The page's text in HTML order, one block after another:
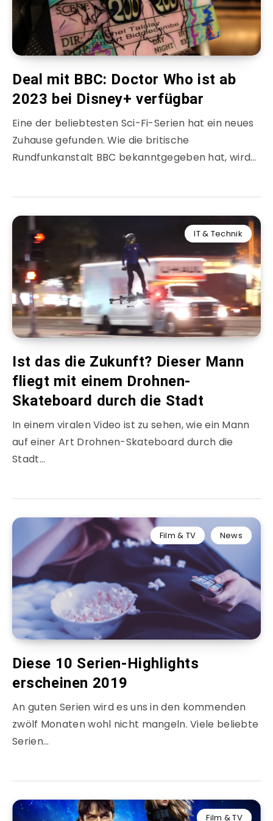
Deal mit BBC: Doctor Who ist ab
2023 bei Disney+ verfügbar
Eine der beliebtesten Sci-Fi-Serien hat ein neues
Zuhause gefunden. Wie die britische
Rundfunkanstalt BBC bekanntgegeben hat, wird…
IT & Technik
Ist das die Zukunft? Dieser Mann
fliegt mit einem Drohnen-
Skateboard durch die Stadt
In einem viralen Video ist zu sehen, wie ein Mann
auf einer Art Drohnen-Skateboard durch die
Stadt…
Film & TV News
Diese 10 Serien-Highlights
erscheinen 2019
An guten Serien wird es uns in den kommenden
zwölf Monaten wohl nicht mangeln. Viele beliebte
Serien…
Film & TV